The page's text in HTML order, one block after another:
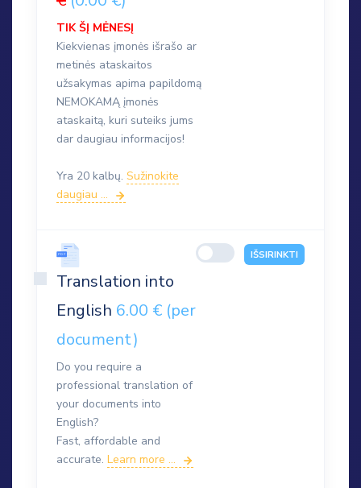
TIK ŠĮ MĖNESĮ
Kiekvienas įmonės išrašo ar
metinės ataskaitos
užsakymas apima papildomą
NEMOKAMĄ įmonės
ataskaitą, kuri suteiks jums
dar daugiau informacijos!
Yra 20 kalbų. Sužinokite
daugiau ...
Translation into
English 6.00 € (per
document)
Do you require a
professional translation of
your documents into
English?
Fast, affordable and
accurate. Learn more ...
IŠSIRINKTI